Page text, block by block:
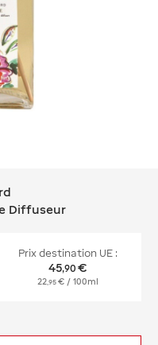
Cedre
Diffuseur
Prix destination UE :
45,90 €
22, 95 € / 100ml